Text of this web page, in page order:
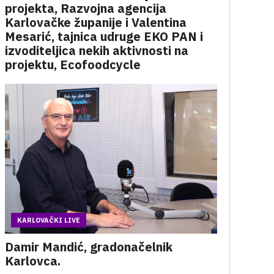
projekta, Razvojna agencija
Karlovačke županije i Valentina
Mesarić, tajnica udruge EKO PAN i
izvoditeljica nekih aktivnosti na
projektu, Ecofoodcycle
KARLOVAČKI LIVE
Damir Mandić, gradonačelnik
Karlovca.